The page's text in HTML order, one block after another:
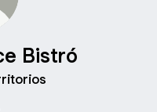
Bistró